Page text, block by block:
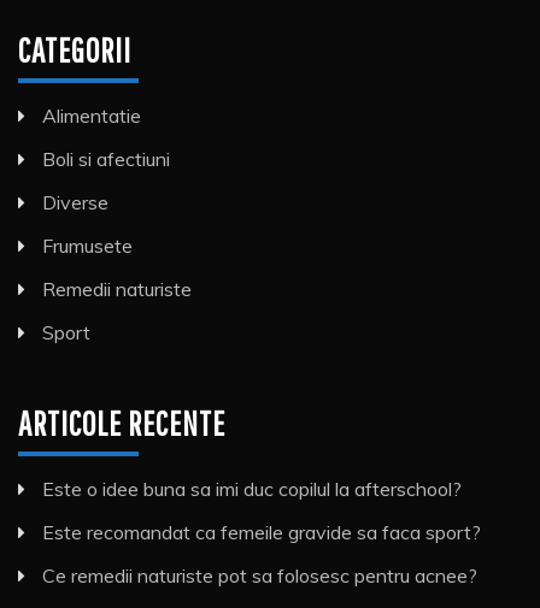
CATEGORII
Alimentatie
Boli si afectiuni
Diverse
Frumusete
Remedii naturiste
Sport
ARTICOLE RECENTE
Este o idee buna sa imi duc copilul la afterschool?
Este recomandat ca femeile gravide sa faca sport?
Ce remedii naturiste pot sa folosesc pentru acnee?